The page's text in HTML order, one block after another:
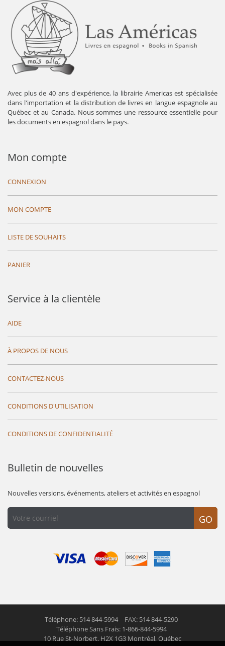
Avec plus de 40 ans d'expérience, la librairie Americas est spécialisée
dans l'importation et la distribution de livres en langue espagnole au
Québec et au Canada. Nous sommes une ressource essentielle pour
les documents en espagnol dans le pays.
Mon compte
CONNEXION
MON COMPTE
LISTE DE SOUHAITS
PANIER
Service à la clientèle
AIDE
À PROPOS DE NOUS
CONTACTEZ-NOUS
CONDITIONS D'UTILISATION
CONDITIONS DE CONFIDENTIALITÉ
Bulletin de nouvelles
Nouvelles versions, événements, ateliers et activités en espagnol
GO
Téléphone: 514 844-5994
FAX: 514 844-5290
Téléphone Sans Frais: 1-866-844-5994
10 Rue St-Norbert, H2X 1G3 Montréal, Québec